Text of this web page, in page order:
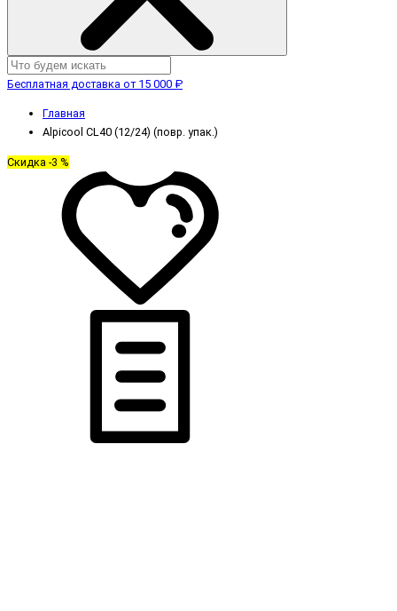
Бесплатная доставка от 15 000 ₽
Главная
Alpicool CL40 (12/24) (повр. упак.)
Скидка -3 %